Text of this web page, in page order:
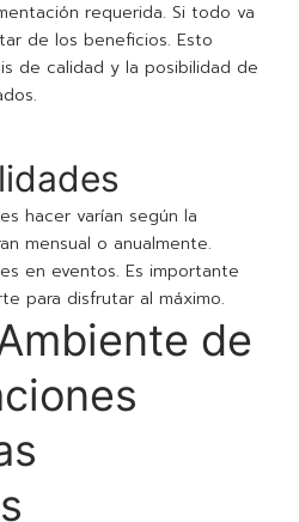
requerida. Si todo va
de los beneficios. Esto
de calidad y la posibilidad de
hacer varían según la
mensual o anualmente.
en eventos. Es importante
para disfrutar al máximo.
de